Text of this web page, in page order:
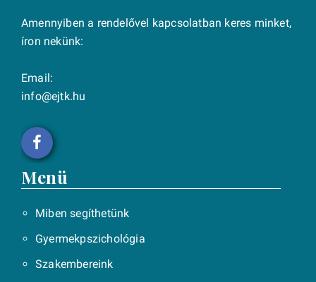
Amennyiben a rendelővel kapcsolatban keres minket,
íron nekünk:
Email:
info@ejtk.hu
Menü
Miben segíthetünk
Gyermekpszichológia
Szakembereink